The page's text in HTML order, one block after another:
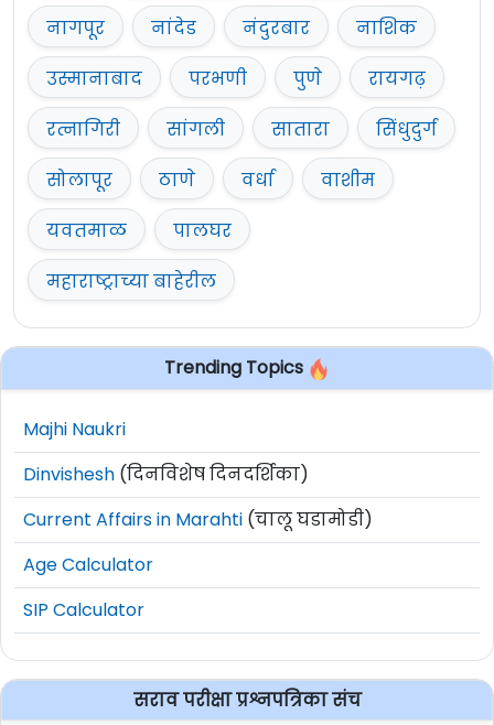
नागपूर
नांदेड नंदुरबार
नाशिक
उस्मानाबाद
परभणी पुणे
रायगढ़
रत्नागिरी
सांगली सातारा
सिंधुदुर्ग
सोलापूर
ठाणे वर्धा
वाशीम
यवतमाळ
पालघर
महाराष्ट्राच्या बाहेरील
Trending Topics
Majhi Naukri
Dinvishesh (दिनविशेष दिनदर्शिका)
Current Affairs in Marahti (चालू घडामोडी)
Age Calculator
SIP Calculator
सराव परीक्षा प्रश्नपत्रिका संच